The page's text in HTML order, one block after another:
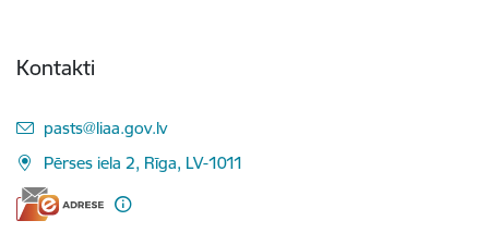
Kontakti
E-pasts:
pasts@liaa.gov.lv
Pērses iela 2, Rīga, LV-1011